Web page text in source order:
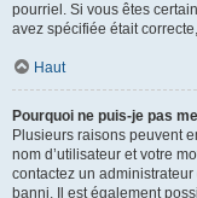
pourriel. Si vous êtes
avez spécifiée était
Haut
Pourquoi ne puis-je pas
Plusieurs raisons peuvent
nom d’utilisateur et votre
contactez un
banni. Il est également